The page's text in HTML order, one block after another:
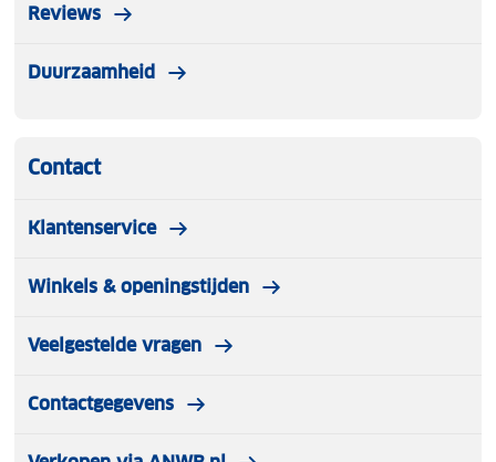
Reviews
Duurzaamheid
Contact
Klantenservice
Winkels & openingstijden
Veelgestelde vragen
Contactgegevens